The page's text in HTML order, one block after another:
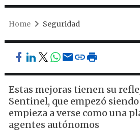
Home Seguridad
Estas mejoras tienen su
Sentinel, que empezó
empieza a verse como una
agentes autónomos